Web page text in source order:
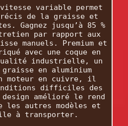
variable permet
de la graisse et
Gagnez jusqu’à 85 %
par rapport aux
manuels. Premium et
avec une coque en
industrielle, un
en aluminium
moteur en cuivre, il
difficiles des
amélioré le rend
les autres modèles et
à transporter.